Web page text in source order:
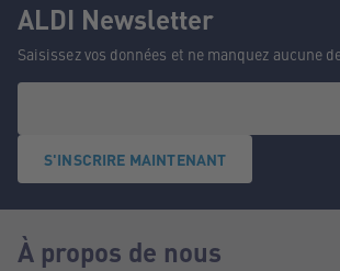
ALDI Newsletter
Saisissez vos données et ne manquez aucune
S'INSCRIRE MAINTENANT
À propos de nous